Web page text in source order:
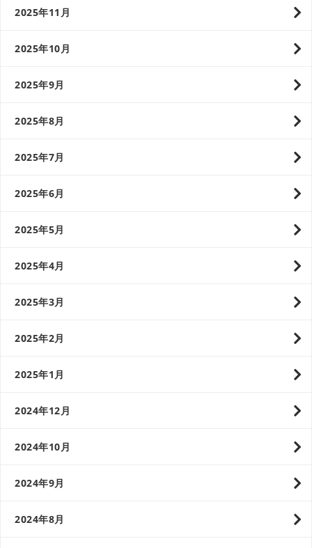
2025年11月
2025年10月
2025年9月
2025年8月
2025年7月
2025年6月
2025年5月
2025年4月
2025年3月
2025年2月
2025年1月
2024年12月
2024年10月
2024年9月
2024年8月